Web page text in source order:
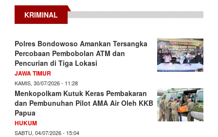
KRIMINAL
Polres Bondowoso Amankan Tersangka
Percobaan Pembobolan ATM dan
Pencurian di Tiga Lokasi
JAWA TIMUR
KAMIS, 30/07/2026 - 11:28
Menkopolkam Kutuk Keras Pembakaran
dan Pembunuhan Pilot AMA Air Oleh KKB
Papua
HUKUM
SABTU, 04/07/2026 - 15:04